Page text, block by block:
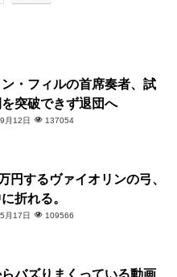
・フィルの首席奏者、試
突破できず退団へ
月12日 137054
円するヴァイオリンの弓、
折れる。
月17日 109566
バズりまくっている動画